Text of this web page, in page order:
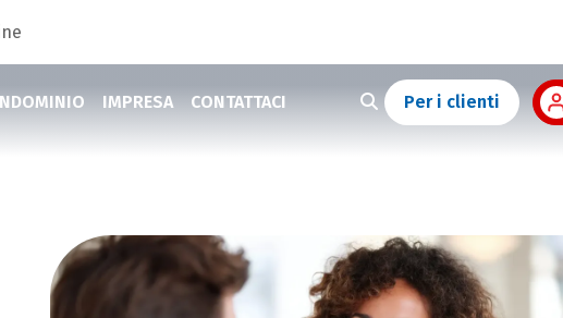
IMPRESA CONTATTACI Per i clienti